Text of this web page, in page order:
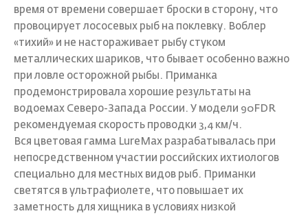
время от времени совершает броски в сторону, что
провоцирует лососевых рыб на поклевку. Воблер
«тихий» и не настораживает рыбу стуком
металлических шариков, что бывает особенно важно
при ловле осторожной рыбы. Приманка
продемонстрировала хорошие результаты на
водоемах Северо-Запада России. У модели 90FDR
рекомендуемая скорость проводки 3,4 км/ч.
Вся цветовая гамма LureMax разрабатывалась при
непосредственном участии российских ихтиологов
специально для местных видов рыб. Приманки
светятся в ультрафиолете, что повышает их
заметность для хищника в условиях низкой